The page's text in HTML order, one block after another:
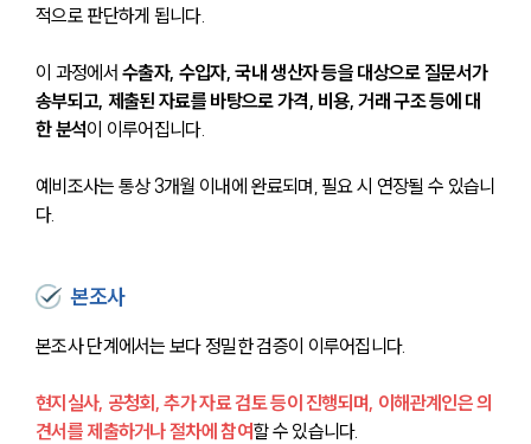
적으로 판단하게 됩니다.
이 과정에서 수출자, 수입자, 국내 생산자 등을 대상으로 질문서가
송부되고, 제출된 자료를 바탕으로 가격, 비용, 거래 구조 등에 대
한 분석이 이루어집니다.
예비조사는 통상 3개월 이내에 완료되며, 필요 시 연장될 수 있습니
다.
본조사
본조사 단계에서는 보다 정밀한 검증이 이루어집니다.
현지실사, 공청회, 추가 자료 검토 등이 진행되며, 이해관계인은 의
견서를 제출하거나 절차에 참여할 수 있습니다.